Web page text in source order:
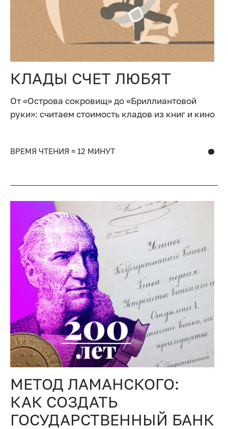
КЛАДЫ СЧЕТ ЛЮБЯТ
От «Острова сокровищ» до «Бриллиантовой
руки»: считаем стоимость кладов из книг и кино
ВРЕМЯ ЧТЕНИЯ ≈ 12 МИНУТ
МЕТОД ЛАМАНСКОГО:
КАК СОЗДАТЬ
ГОСУДАРСТВЕННЫЙ БАНК